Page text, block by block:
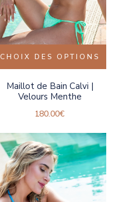
CHOIX DES OPTIONS
Maillot de Bain Calvi |
Velours Menthe
180.00€